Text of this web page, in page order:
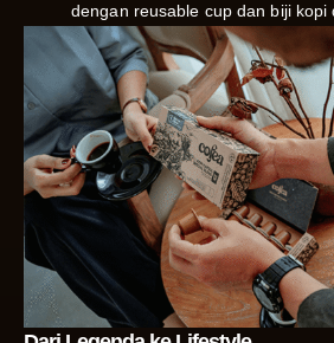
dengan reusable cup dan biji kopi